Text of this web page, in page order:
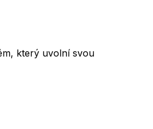
který uvolní svou